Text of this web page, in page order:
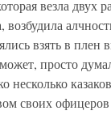
везла двух
взять в плен
просто
несколько
своих